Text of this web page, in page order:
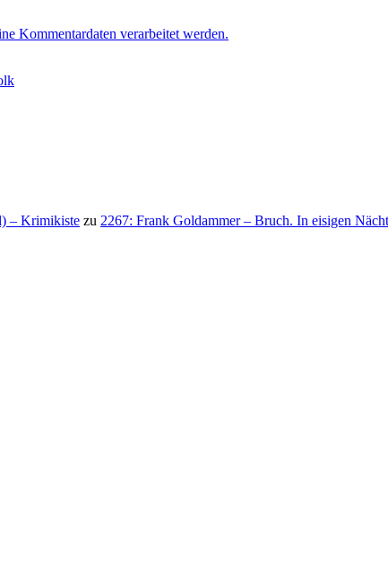
Kommentardaten verarbeitet werden.
– Krimikiste zu 2267: Frank Goldammer – Bruch. In eisigen